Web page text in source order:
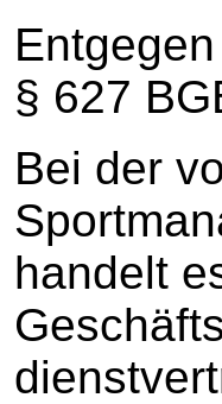
§ 627
Bei der
handelt